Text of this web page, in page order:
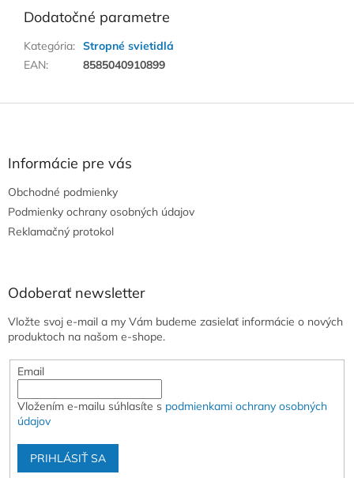
Dodatočné parametre
Kategória: Stropné svietidlá
EAN: 8585040910899
Informácie pre vás
Obchodné podmienky
Podmienky ochrany osobných údajov
Reklamačný protokol
Odoberať newsletter
Vložte svoj e-mail a my Vám budeme zasielať informácie o nových
produktoch na našom e-shope.
Email
Vložením e-mailu súhlasíte s podmienkami ochrany osobných
údajov
PRIHLÁSIŤ SA